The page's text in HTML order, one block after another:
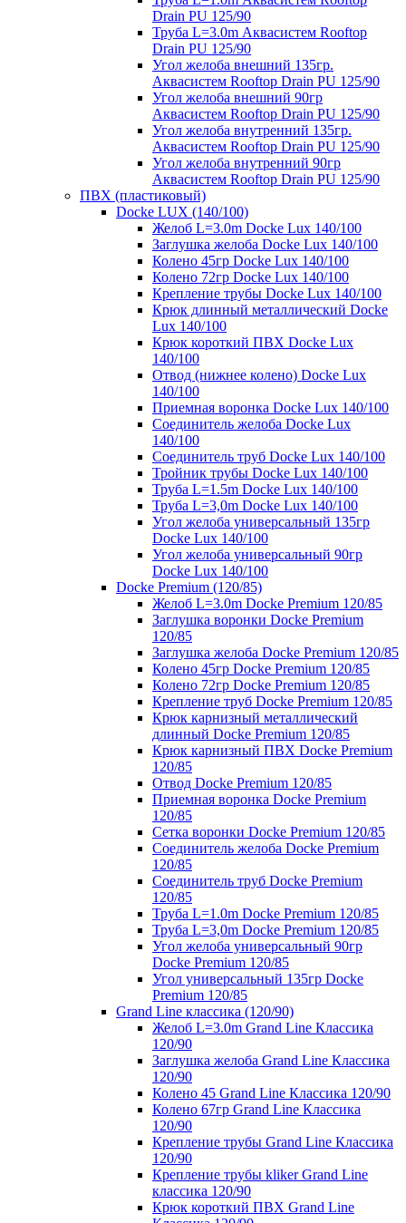
Drain PU 125/90
Труба L=3.0m Аквасистем Rooftop
Drain PU 125/90
Угол желоба внешний 135гр.
Аквасистем Rooftop Drain PU 125/90
Угол желоба внешний 90гр
Аквасистем Rooftop Drain PU 125/90
Угол желоба внутренний 135гр.
Аквасистем Rooftop Drain PU 125/90
Угол желоба внутренний 90гр
Аквасистем Rooftop Drain PU 125/90
ПВХ (пластиковый)
Docke LUX (140/100)
Желоб L=3.0m Docke Lux 140/100
Заглушка желоба Docke Lux 140/100
Колено 45гр Docke Lux 140/100
Колено 72гр Docke Lux 140/100
Крепление трубы Docke Lux 140/100
Крюк длинный металлический Docke
Lux 140/100
Крюк короткий ПВХ Docke Lux
140/100
Отвод (нижнее колено) Docke Lux
140/100
Приемная воронка Docke Lux 140/100
Соединитель желоба Docke Lux
140/100
Соединитель труб Docke Lux 140/100
Тройник трубы Docke Lux 140/100
Труба L=1.5m Docke Lux 140/100
Труба L=3,0m Docke Lux 140/100
Угол желоба универсальный 135гр
Docke Lux 140/100
Угол желоба универсальный 90гр
Docke Lux 140/100
Docke Premium (120/85)
Желоб L=3.0m Docke Premium 120/85
Заглушка воронки Docke Premium
120/85
Заглушка желоба Docke Premium 120/85
Колено 45гр Docke Premium 120/85
Колено 72гр Docke Premium 120/85
Крепление труб Docke Premium 120/85
Крюк карнизный металлический
длинный Docke Premium 120/85
Крюк карнизный ПВХ Docke Premium
120/85
Отвод Docke Premium 120/85
Приемная воронка Docke Premium
120/85
Сетка воронки Docke Premium 120/85
Соединитель желоба Docke Premium
120/85
Соединитель труб Docke Premium
120/85
Труба L=1.0m Docke Premium 120/85
Труба L=3,0m Docke Premium 120/85
Угол желоба универсальный 90гр
Docke Premium 120/85
Угол универсальный 135гр Docke
Premium 120/85
Grand Line классика (120/90)
Желоб L=3.0m Grand Line Классика
120/90
Заглушка желоба Grand Line Классика
120/90
Колено 45 Grand Line Классика 120/90
Колено 67гр Grand Line Классика
120/90
Крепление трубы Grand Line Классика
120/90
Крепление трубы kliker Grand Line
классика 120/90
Крюк короткий ПВХ Grand Line